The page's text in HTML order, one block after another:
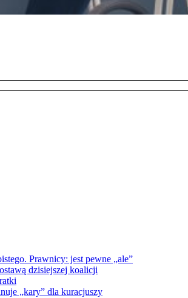
Prawnicy: jest pewne „ale”
dzisiejszej koalicji
„kary” dla kuracjuszy